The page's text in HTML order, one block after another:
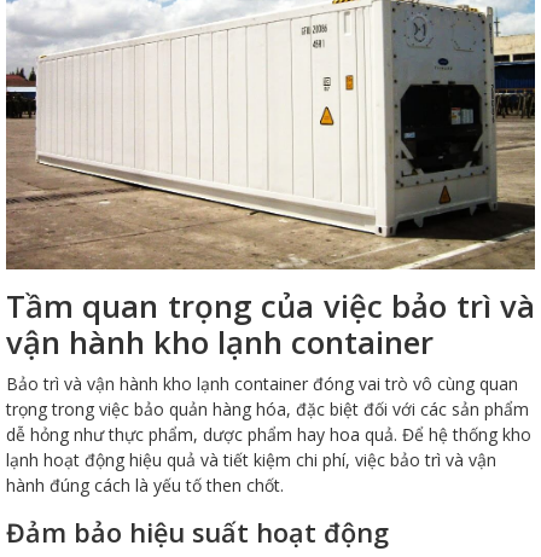
Tầm quan trọng của việc bảo trì và
vận hành kho lạnh container
Bảo trì và vận hành kho lạnh container đóng vai trò vô cùng quan
trọng trong việc bảo quản hàng hóa, đặc biệt đối với các sản phẩm
dễ hỏng như thực phẩm, dược phẩm hay hoa quả. Để hệ thống kho
lạnh hoạt động hiệu quả và tiết kiệm chi phí, việc bảo trì và vận
hành đúng cách là yếu tố then chốt.
Đảm bảo hiệu suất hoạt động